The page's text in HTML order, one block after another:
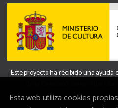
Este proyecto ha recibido una ayuda
Esta web utiliza cookies